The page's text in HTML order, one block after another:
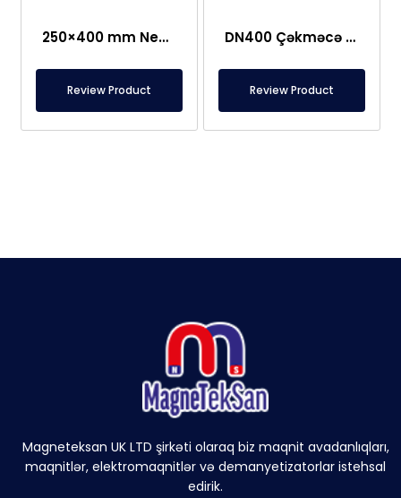
250×400 mm Neodim Tor Şəbəkə Maqniti
Review Product
DN400 Çəkməcə Tipi, Qorunan Plitə Maqnit
Review Product
Magneteksan UK LTD şirkəti olaraq biz maqnit avadanlıqları,
maqnitlər, elektromaqnitlər və demanyetizatorlar istehsal
edirik.